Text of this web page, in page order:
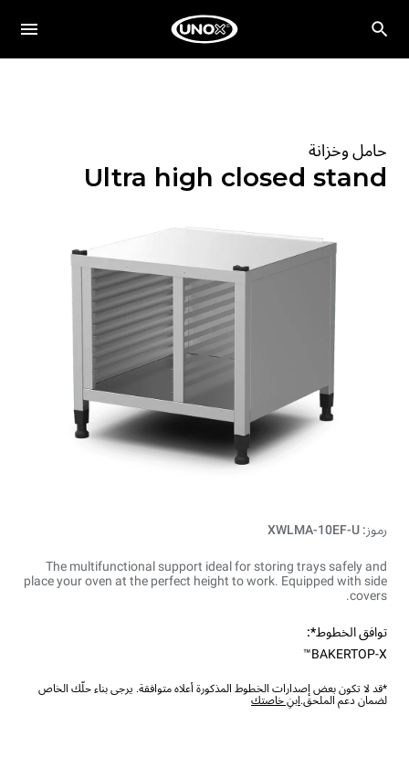
حامل وخزانة
Ultra high closed stand
رموز: XWLMA-10EF-U
The multifunctional support ideal for storing trays safely and
place your oven at the perfect height to work. Equipped with side
covers.
توافق الخطوط*:
BAKERTOP-X™
*قد لا تكون بعض إصدارات الخطوط المذكورة أعلاه متوافقة. يرجى بناء حلّك الخاص
لضمان دعم الملحق.ابنِ خاصتك